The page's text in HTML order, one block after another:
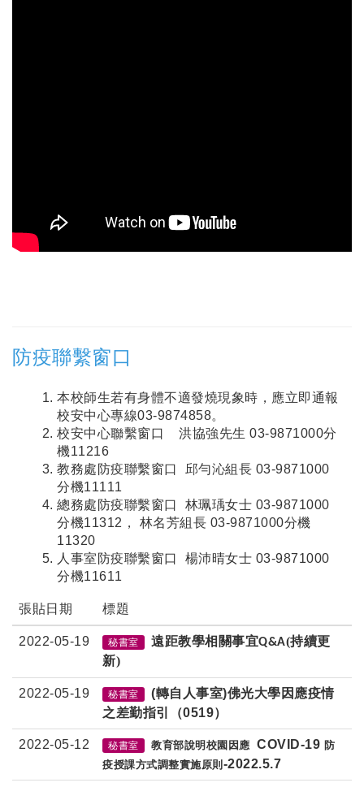
防疫聯繫窗口
本校師生若有身體不適發燒現象時，應立即通報
校安中心專線03-9874858。
校安中心聯繫窗口 洪協強先生 03-9871000分
機11216
教務處防疫聯繫窗口 邱勻沁組長 03-9871000
分機11111
總務處防疫聯繫窗口 林珮瑀女士 03-9871000
分機11312， 林名芳組長 03-9871000分機
11320
人事室防疫聯繫窗口 楊沛晴女士 03-9871000
分機11611
張貼日期 標題
2022-05-19 秘書室 遠距教學相關事宜Q&A(持續更
新)
2022-05-19 秘書室
(轉自人事室)佛光大學因應疫情
之差勤指引（0519）
2022-05-12 秘書室 教育部說明校園因應 COVID-19 防
疫授課方式調整實施原則 -2022.5.7